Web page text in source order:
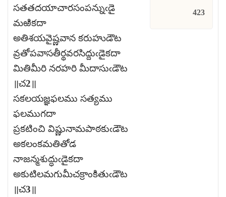
సతతదయాచారసంపన్నుఁడై
మఱికదా
అతిశయవైష్ణవాన కరుహుడౌట
వ్రతోపవాసతీర్థవరసిద్దుఁడైకదా
మితిమీరి నరహరి మీదాసుఁడౌట
॥చ2॥
సకలయజ్ఞఫలము సత్యము
ఫలముగదా
ప్రకటించి విష్ణునామపాఠకుఁడౌట
అకలంకమతితోడ
నాజన్మశుద్ధుఁడైకదా
అకుటిలమగుమీచక్రాంకితుఁడౌట
॥చ3॥
423